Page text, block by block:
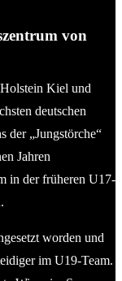
von
Kiel und
deutschen
der „Jungstörche“
Jahren
in der früheren U17-
worden und
im U19-Team.